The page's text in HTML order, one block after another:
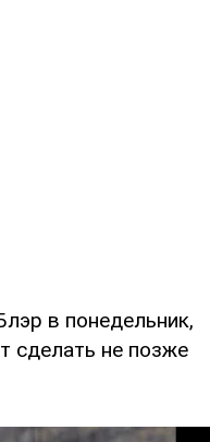
в понедельник,
сделать не позже